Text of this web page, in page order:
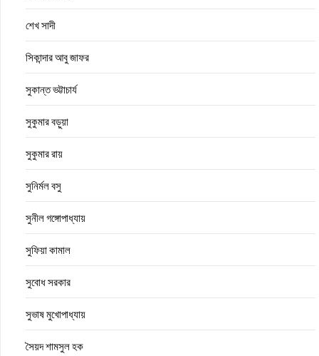
শেখ সাদী
সিকান্দার আবু জাফর
সুকান্ত ভট্টাচার্য
সুকুমার বড়ুয়া
সুকুমার রায়
সুনির্মল বসু
সুনীল গঙ্গোপাধ্যায়
সুফিয়া কামাল
সুবোধ সরকার
সুভাষ মুখোপাধ্যায়
সৈয়দ শামসুল হক